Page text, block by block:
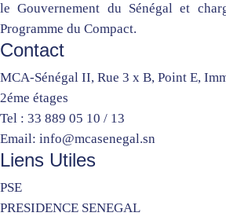
le Gouvernement du Sénégal et
Programme du Compact.
Contact
MCA-Sénégal II, Rue 3 x B, Point E,
2éme étages
Tel : 33 889 05 10 / 13
Email: info@mcasenegal.sn
Liens Utiles
PSE
PRESIDENCE SENEGAL